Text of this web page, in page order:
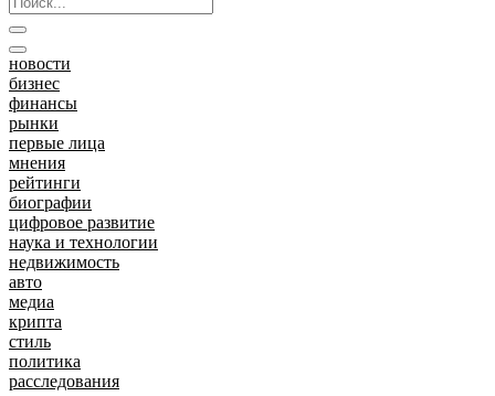
новости
бизнес
финансы
рынки
первые лица
мнения
рейтинги
биографии
цифровое развитие
наука и технологии
недвижимость
авто
медиа
крипта
стиль
политика
расследования